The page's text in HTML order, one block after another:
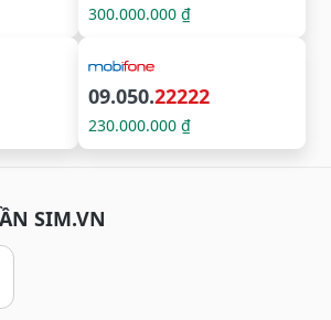
300.000.000 ₫
09.050.22222
230.000.000 ₫
SIM.VN